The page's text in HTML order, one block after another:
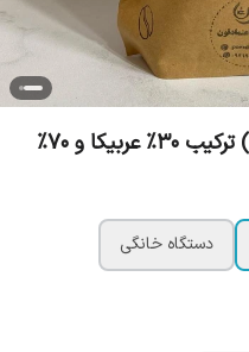
قهوه 70 30 (میکس کافئین بالا) ترکیب 30% عربیکا و 70%
دستگاه خانگی